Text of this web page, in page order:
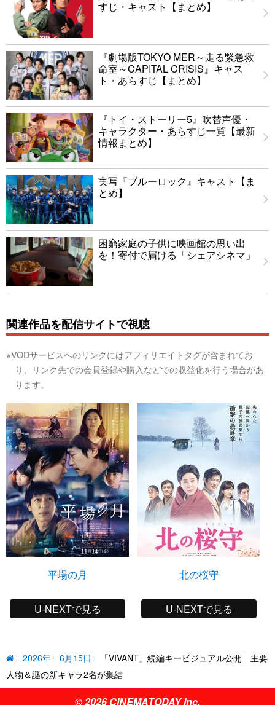
すじ・キャスト【まとめ】
『劇場版TOKYO MER～走る緊急救
命室～CAPITAL CRISIS』キャス
ト・あらすじ【まとめ】
『トイ・ストーリー5』吹替声優・
キャラクター・あらすじ一覧【最新
情報まとめ】
実写『ブルーロック』キャスト【ま
とめ】
困窮家庭の子供に映画館の思い出
を！寄付で届ける「シェアシネマ」
関連作品を配信サイトで視聴
※VODサービスへのリンクにはアフィリエイトタグが含まれてお
り、リンク先での会員登録や購入などでの収益化を行う場合があ
ります。
平場の月
U-NEXTで見る
北の桜守
U-NEXTで見る
2026年 6月15日
「VIVANT」続編キービジュアル公開 主要
人物＆謎の新キャラ2名が集結
© 2026 CINEMATODAY Inc.